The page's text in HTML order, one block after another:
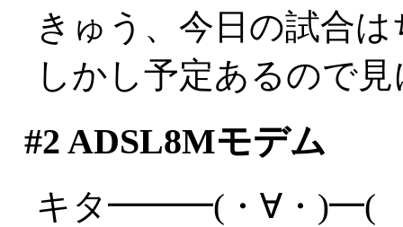
きゅう、今日の試合
しかし予定あるので
#2 ADSL8Mモデム
キタ━━━(・∀・)━(